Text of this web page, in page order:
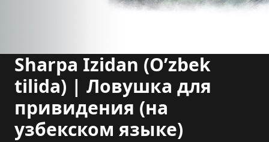
Sharpa Izidan (O’zbek
tilida) | Ловушка для
привидения (на
узбекском языке)